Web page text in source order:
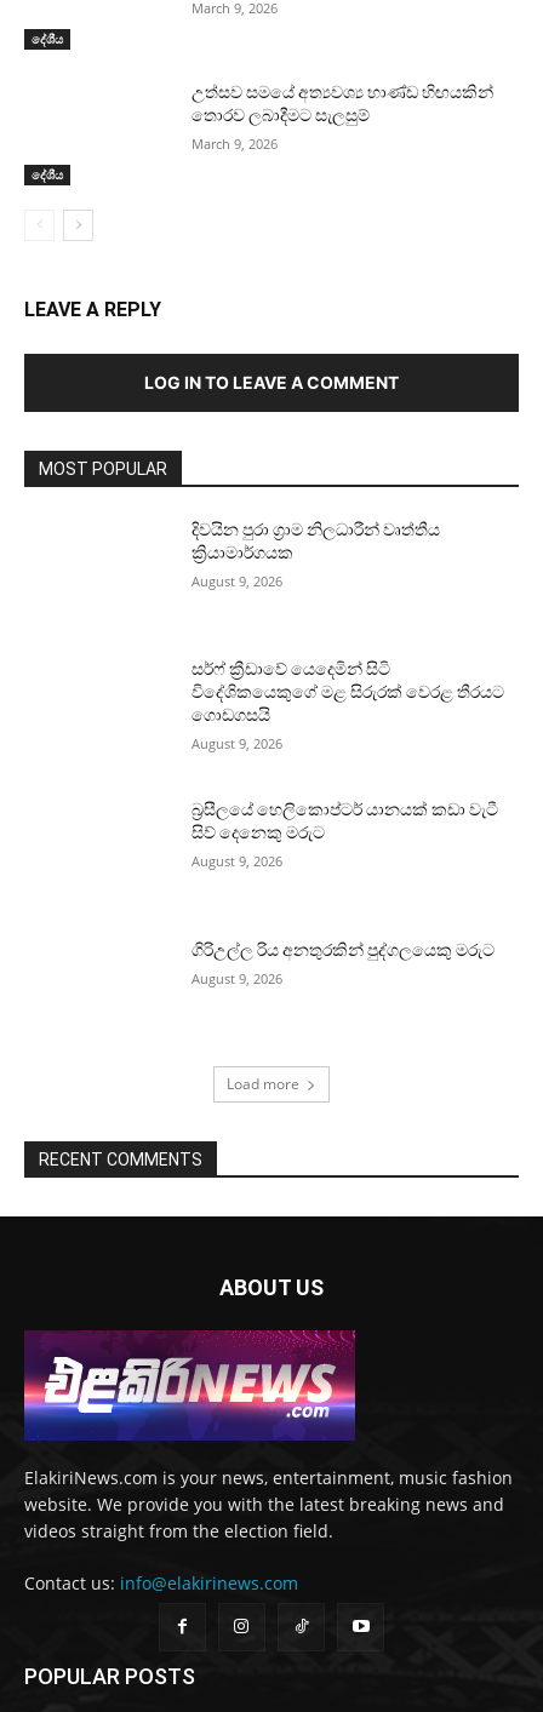
දේශීය
March 9, 2026
දේශීය
උත්සව සමයේ අත්‍යවශ්‍ය භාණ්ඩ හිඟයකින්
තොරව ලබාදීමට සැලසුම්
March 9, 2026
LEAVE A REPLY
LOG IN TO LEAVE A COMMENT
MOST POPULAR
දිවයින පුරා ග්‍රාම නිලධාරීන් වෘත්තීය
ක්‍රියාමාර්ගයක
August 9, 2026
සර්ෆ් ක්‍රීඩාවේ යෙදෙමින් සිටි
විදේශිකයෙකුගේ මළ සිරුරක් වෙරළ තීරයට
ගොඩගසයි
August 9, 2026
බ්‍රසීලයේ හෙලිකොප්ටර් යානයක් කඩා වැටී
සිව් දෙනෙකු මරුට
August 9, 2026
ගිරිඋල්ල රිය අනතුරකින් පුද්ගලයෙකු මරුට
August 9, 2026
Load more
RECENT COMMENTS
ABOUT US
ElakiriNews.com is your news, entertainment, music fashion
website. We provide you with the latest breaking news and
videos straight from the election field.
Contact us: info@elakirinews.com
POPULAR POSTS